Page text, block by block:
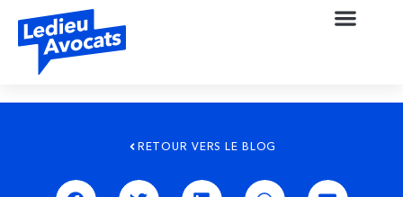
RETOUR VERS LE BLOG